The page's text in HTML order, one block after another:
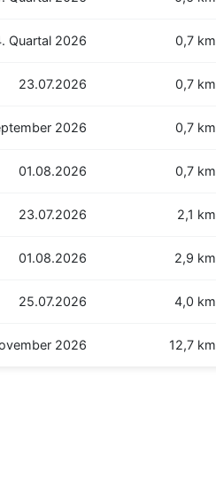
Quartal 2026 0,7 km
23.07.2026 0,7 km
2026 0,7 km
01.08.2026 0,7 km
23.07.2026 2,1 km
01.08.2026 2,9 km
25.07.2026 4,0 km
2026 12,7 km